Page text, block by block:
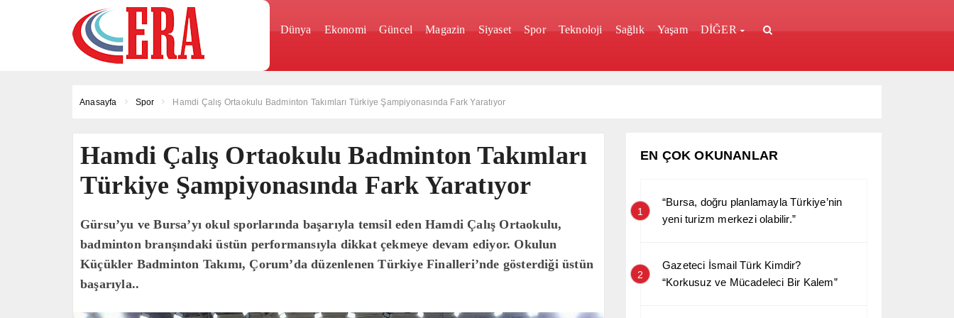
Dünya Ekonomi Güncel Magazin Siyaset Spor Teknoloji Sağlık Yaşam DİĞER
Anasayfa Spor Hamdi Çalış Ortaokulu Badminton Takımları Türkiye Şampiyonasında Fark Yaratıyor
Hamdi Çalış Ortaokulu Badminton Takımları
Türkiye Şampiyonasında Fark Yaratıyor
Gürsu’yu ve Bursa’yı okul sporlarında başarıyla temsil eden Hamdi Çalış Ortaokulu,
badminton branşındaki üstün performansıyla dikkat çekmeye devam ediyor. Okulun
Küçükler Badminton Takımı, Çorum’da düzenlenen Türkiye Finalleri’nde gösterdiği üstün
başarıyla..
EN ÇOK OKUNANLAR
1
“Bursa, doğru planlamayla Türkiye’nin
yeni turizm merkezi olabilir.”
2
Gazeteci İsmail Türk Kimdir?
“Korkusuz ve Mücadeleci Bir Kalem”